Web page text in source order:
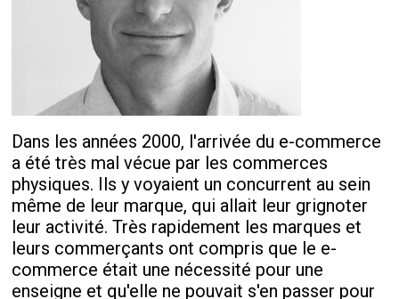
Dans les années 2000, l'arrivée du e-commerce
a été très mal vécue par les commerces
physiques. Ils y voyaient un concurrent au sein
même de leur marque, qui allait leur grignoter
leur activité. Très rapidement les marques et
leurs commerçants ont compris que le e-
commerce était une nécessité pour une
enseigne et qu'elle ne pouvait s'en passer pour